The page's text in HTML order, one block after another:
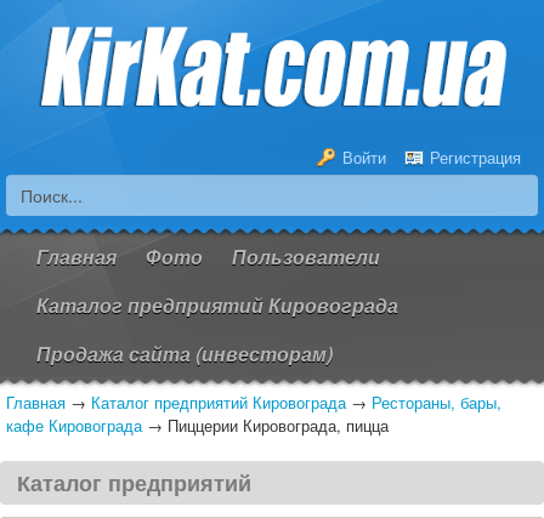
Войти Регистрация
Главная Фото
Пользователи
Каталог предприятий Кировограда
Продажа сайта (инвесторам)
Главная → Каталог предприятий Кировограда → Рестораны, бары,
кафе Кировограда → Пиццерии Кировограда, пицца
Каталог предприятий